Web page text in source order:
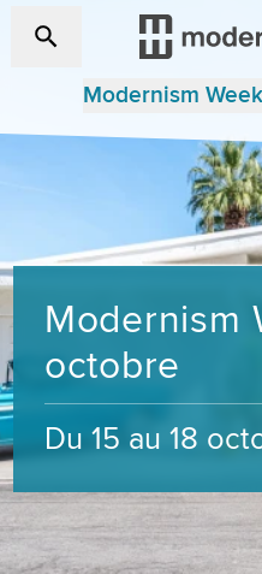
Modernism
Modernism
octobre
Du 15 au 18